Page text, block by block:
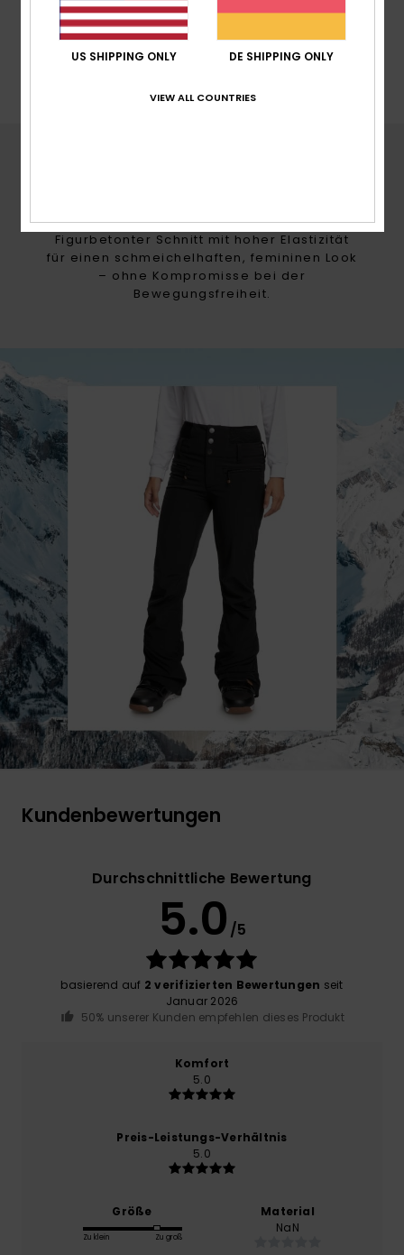
Figurbetonter Schnitt mit hoher Elastizität
für einen schmeichelhaften, femininen Look
– ohne Kompromisse bei der
Bewegungsfreiheit.
Kundenbewertungen
Durchschnittliche Bewertung
5.0 /5
basierend auf 2 verifizierten Bewertungen seit
Januar 2026
50% unserer Kunden empfehlen dieses Produkt
Komfort
5.0
Preis-Leistungs-Verhältnis
5.0
Größe
Zu klein Zu groß
Material
NaN
US SHIPPING ONLY DE SHIPPING ONLY
VIEW ALL COUNTRIES